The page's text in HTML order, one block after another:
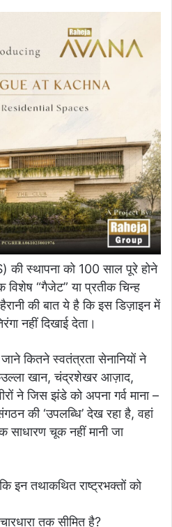
की स्थापना को 100 साल पूरे होने
“गैजेट” या प्रतीक चिन्ह
की बात ये है कि इस डिज़ाइन में
नहीं दिखाई देता।
कितने स्वतंत्रता सेनानियों ने
खान, चंद्रशेखर आज़ाद,
ने जिस झंडे को अपना गर्व माना –
की ‘उपलब्धि’ देख रहा है, वहां
साधारण चूक नहीं मानी जा
इन तथाकथित राष्ट्रभक्तों को
तक सीमित है?